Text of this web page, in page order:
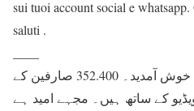
sui tuoi account social e
saluti .
ہیلو دوستو . میرے چینل میں خوش آمدید۔ 352.400 صارفین کے
کے ساتھ ہیں۔ مجہے امید ہے